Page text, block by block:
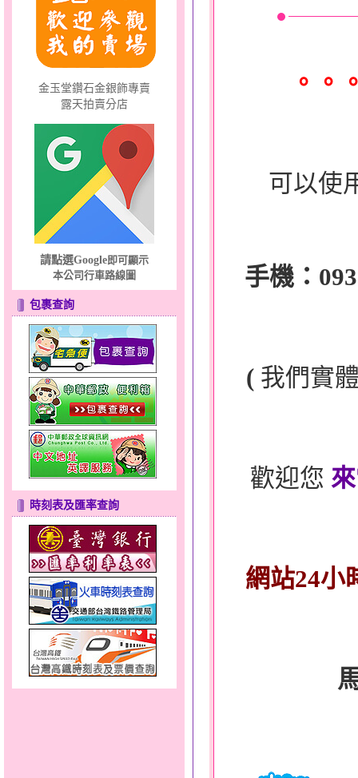
金玉堂鑽石金銀飾專賣
露天拍賣分店
請點選Google即可顯示
本公司行車路線圖
包裹查詢
時刻表及匯率查詢
。。
可以使
手機：
( 我們實
歡迎您
網站24小